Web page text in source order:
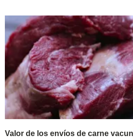
Valor de los envíos de carne